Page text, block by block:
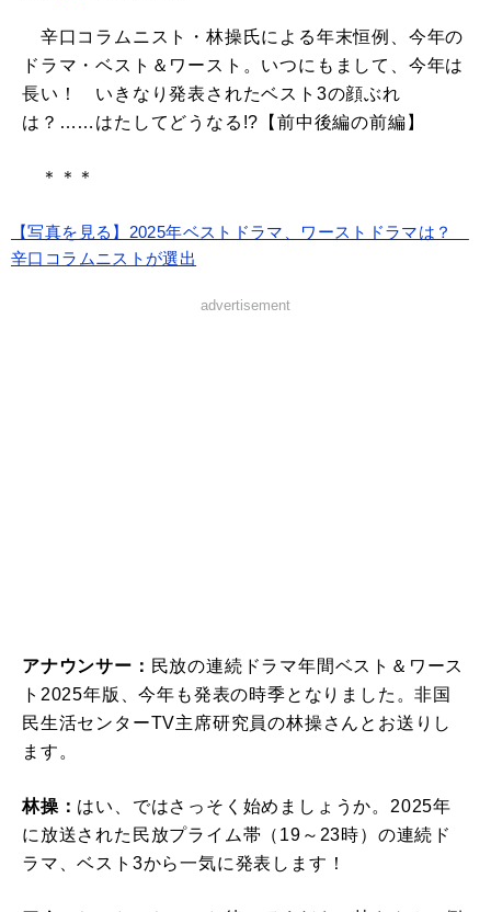
辛口コラムニスト・林操氏による年末恒例、今年の
ドラマ・ベスト＆ワースト。いつにもまして、今年は
長い！ いきなり発表されたベスト3の顔ぶれ
は？……はたしてどうなる!?【前中後編の前編】
＊＊＊
【写真を見る】2025年ベストドラマ、ワーストドラマは？
辛口コラムニストが選出
advertisement
アナウンサー： 民放の連続ドラマ年間ベスト＆ワース
ト2025年版、今年も発表の時季となりました。非国
民生活センターTV主席研究員の林操さんとお送りし
ます。
林操： はい、ではさっそく始めましょうか。2025年
に放送された民放プライム帯（19～23時）の連続ド
ラマ、ベスト3から一気に発表します！